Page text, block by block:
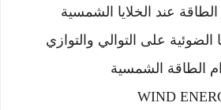
عند الخلايا الشمسية
على التوالي والتوازي
الشمسية